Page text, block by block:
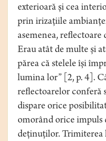
exterioară și cea
prin irizațiile
asemenea,
Erau atât de multe și
părea că stelele își
lumina lor” [2, p. 4].
reflectoarelor conferă
dispare orice
omorând orice
deținuților. Trimiterea